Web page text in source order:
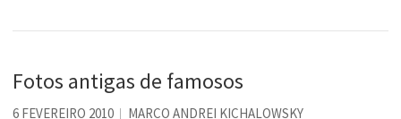
Fotos antigas de famosos
6 FEVEREIRO 2010 MARCO ANDREI KICHALOWSKY